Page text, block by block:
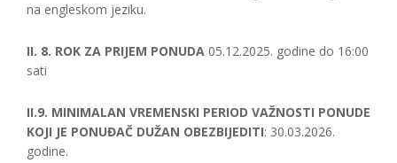
na engleskom jeziku.
II. 8. ROK ZA PRIJEM PONUDA 05.12.2025. godine do 16:00
sati
II.9. MINIMALAN VREMENSKI PERIOD VAŽNOSTI PONUDE
KOJI JE PONUĐAČ DUŽAN OBEZBIJEDITI: 30.03.2026.
godine.